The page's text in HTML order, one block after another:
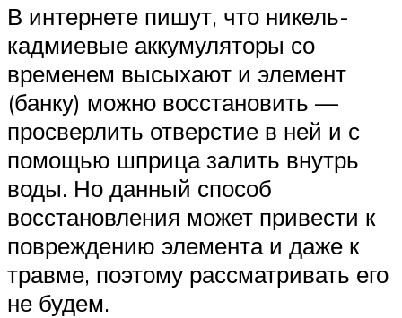
В интернете пишут, что никель-
кадмиевые аккумуляторы со
временем высыхают и элемент
(банку) можно восстановить —
просверлить отверстие в ней и с
помощью шприца залить внутрь
воды. Но данный способ
восстановления может привести к
повреждению элемента и даже к
травме, поэтому рассматривать его
не будем.